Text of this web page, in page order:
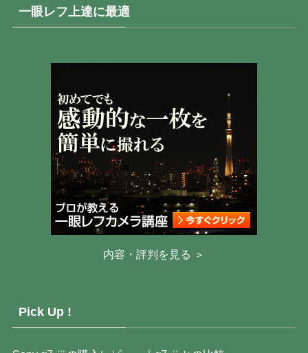
一眼レフ上達に最適
内容・評判を見る ＞
Pick Up !